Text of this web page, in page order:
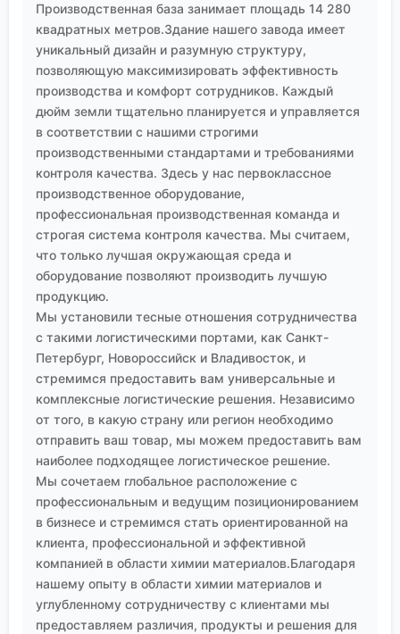
Производственная база занимает площадь 14 280
квадратных метров.Здание нашего завода имеет
уникальный дизайн и разумную структуру,
позволяющую максимизировать эффективность
производства и комфорт сотрудников. Каждый
дюйм земли тщательно планируется и управляется
в соответствии с нашими строгими
производственными стандартами и требованиями
контроля качества. Здесь у нас первоклассное
производственное оборудование,
профессиональная производственная команда и
строгая система контроля качества. Мы считаем,
что только лучшая окружающая среда и
оборудование позволяют производить лучшую
продукцию.
Мы установили тесные отношения сотрудничества
с такими логистическими портами, как Санкт-
Петербург, Новороссийск и Владивосток, и
стремимся предоставить вам универсальные и
комплексные логистические решения. Независимо
от того, в какую страну или регион необходимо
отправить ваш товар, мы можем предоставить вам
наиболее подходящее логистическое решение.
Мы сочетаем глобальное расположение с
профессиональным и ведущим позиционированием
в бизнесе и стремимся стать ориентированной на
клиента, профессиональной и эффективной
компанией в области химии материалов.Благодаря
нашему опыту в области химии материалов и
углубленному сотрудничеству с клиентами мы
предоставляем различия, продукты и решения для